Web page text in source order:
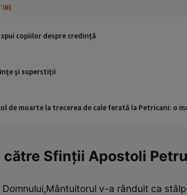
spui copiilor despre credinţă
şi superstiţii
de moarte la trecerea de cale ferată la Petricani: o
către Sfinţii Apostoli
v-a rânduit ca